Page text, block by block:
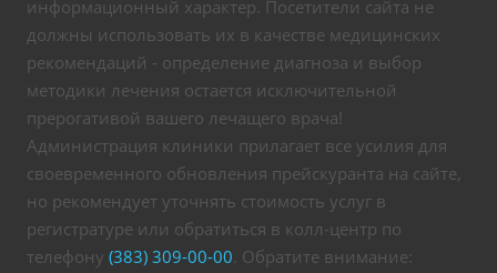
информационный характер. Посетители сайта не
должны использовать их в качестве медицинских
рекомендаций - определение диагноза и выбор
методики лечения остается исключительной
прерогативой вашего лечащего врача!
Администрация клиники прилагает все усилия для
своевременного обновления прейскуранта на сайте,
но рекомендует уточнять стоимость услуг в
регистратуре или обратиться в колл-центр по
телефону (383) 309-00-00. Обратите внимание: